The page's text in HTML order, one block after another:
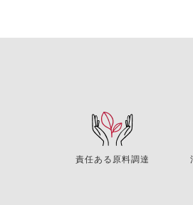
責任ある原料調達